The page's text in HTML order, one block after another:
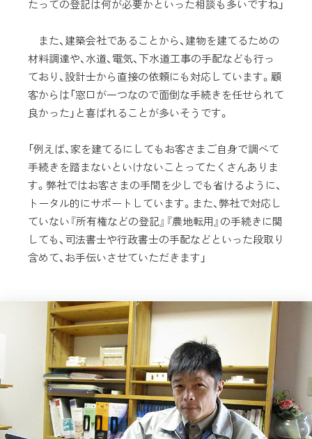
たっての登記は何が必要かといった相談も多いですね」
また、建築会社であることから、建物を建てるための
材料調達や、水道、電気、下水道工事の手配なども行っ
ており、設計士から直接の依頼にも対応しています。顧
客からは「窓口が一つなので面倒な手続きを任せられて
良かった」と喜ばれることが多いそうです。
「例えば、家を建てるにしてもお客さまご自身で調べて
手続きを踏まないといけないことってたくさんありま
す。弊社ではお客さまの手間を少しでも省けるように、
トータル的にサポートしています。また、弊社で対応し
ていない『所有権などの登記』『農地転用』の手続きに関
しても、司法書士や行政書士の手配などといった段取り
含めて、お手伝いさせていただきます」